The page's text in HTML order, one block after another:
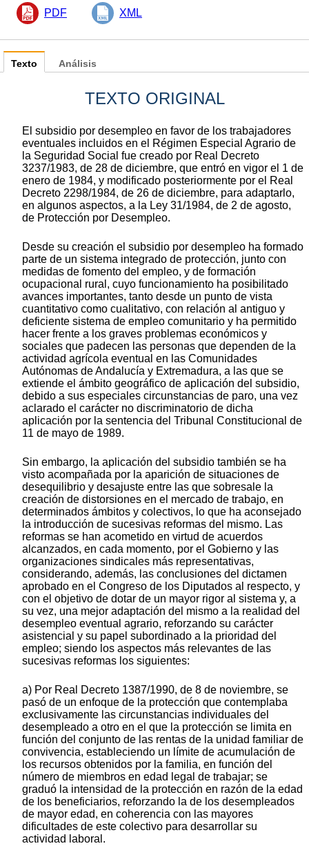
PDF XML
Texto
TEXTO ORIGINAL
El subsidio por desempleo en favor de los trabajadores
eventuales incluidos en el Régimen Especial Agrario de
la Seguridad Social fue creado por Real Decreto
3237/1983, de 28 de diciembre, que entró en vigor el 1 de
enero de 1984, y modificado posteriormente por el Real
Decreto 2298/1984, de 26 de diciembre, para adaptarlo,
en algunos aspectos, a la Ley 31/1984, de 2 de agosto,
de Protección por Desempleo.
Desde su creación el subsidio por desempleo ha formado
parte de un sistema integrado de protección, junto con
medidas de fomento del empleo, y de formación
ocupacional rural, cuyo funcionamiento ha posibilitado
avances importantes, tanto desde un punto de vista
cuantitativo como cualitativo, con relación al antiguo y
deficiente sistema de empleo comunitario y ha permitido
hacer frente a los graves problemas económicos y
sociales que padecen las personas que dependen de la
actividad agrícola eventual en las Comunidades
Autónomas de Andalucía y Extremadura, a las que se
extiende el ámbito geográfico de aplicación del subsidio,
debido a sus especiales circunstancias de paro, una vez
aclarado el carácter no discriminatorio de dicha
aplicación por la sentencia del Tribunal Constitucional de
11 de mayo de 1989.
Sin embargo, la aplicación del subsidio también se ha
visto acompañada por la aparición de situaciones de
desequilibrio y desajuste entre las que sobresale la
creación de distorsiones en el mercado de trabajo, en
determinados ámbitos y colectivos, lo que ha aconsejado
la introducción de sucesivas reformas del mismo. Las
reformas se han acometido en virtud de acuerdos
alcanzados, en cada momento, por el Gobierno y las
organizaciones sindicales más representativas,
considerando, además, las conclusiones del dictamen
aprobado en el Congreso de los Diputados al respecto, y
con el objetivo de dotar de un mayor rigor al sistema y, a
su vez, una mejor adaptación del mismo a la realidad del
desempleo eventual agrario, reforzando su carácter
asistencial y su papel subordinado a la prioridad del
empleo; siendo los aspectos más relevantes de las
sucesivas reformas los siguientes:
a) Por Real Decreto 1387/1990, de 8 de noviembre, se
pasó de un enfoque de la protección que contemplaba
exclusivamente las circunstancias individuales del
desempleado a otro en el que la protección se limita en
función del conjunto de las rentas de la unidad familiar de
convivencia, estableciendo un límite de acumulación de
los recursos obtenidos por la familia, en función del
número de miembros en edad legal de trabajar; se
graduó la intensidad de la protección en razón de la edad
de los beneficiarios, reforzando la de los desempleados
de mayor edad, en coherencia con las mayores
dificultades de este colectivo para desarrollar su
actividad laboral.
Análisis